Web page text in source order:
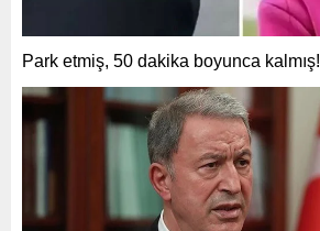
Park etmiş, 50 dakika boyunca kalmış!